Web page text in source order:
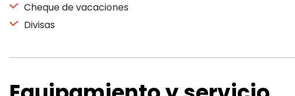
Cheque de vacaciones
Divisas